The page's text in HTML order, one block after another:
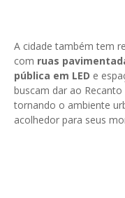
A cidade também tem
com ruas
pública em LED e
buscam dar ao
tornando o ambiente
acolhedor para seus